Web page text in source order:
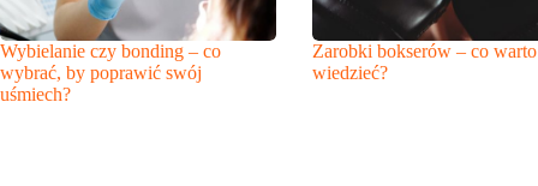
Wybielanie czy bonding – co
wybrać, by poprawić swój
uśmiech?
Zarobki bokserów – co warto
wiedzieć?